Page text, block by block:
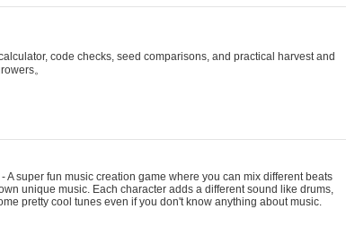
code checks, seed comparisons, and practical harvest and
。
- A super fun music creation game where you can mix different beats
unique music. Each character adds a different sound like drums,
pretty cool tunes even if you don't know anything about music.